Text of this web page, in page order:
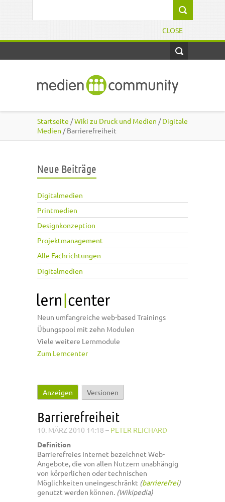
CLOSE
Startseite /Wiki zu Druck und Medien /Digitale
Medien / Barrierefreiheit
Neue Beiträge
Digitalmedien
Printmedien
Designkonzeption
Projektmanagement
Alle Fachrichtungen
Digitalmedien
Neun umfangreiche web-based Trainings
Übungspool mit zehn Modulen
Viele weitere Lernmodule
Zum Lerncenter
Haupt-Reiter
Anzeigen (aktiver Reiter)
Versionen
Barrierefreiheit
10. MÄRZ 2010 14:18 – PETER REICHARD
Definition
Barrierefreies Internet bezeichnet Web-
Angebote, die von allen Nutzern unabhängig
von körperlichen oder technischen
Möglichkeiten uneingeschränkt (barrierefrei)
genutzt werden können. (Wikipedia)